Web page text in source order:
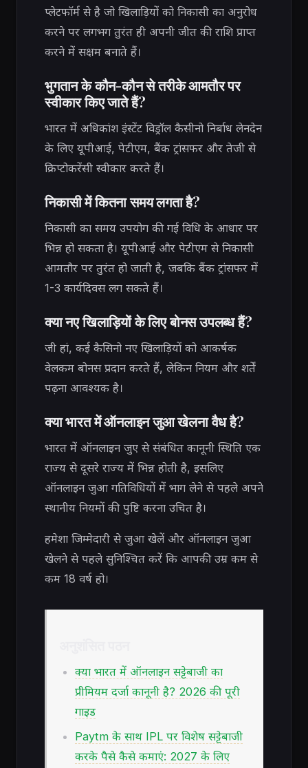
प्लेटफॉर्म से है जो खिलाड़ियों को निकासी का अनुरोध
करने पर लगभग तुरंत ही अपनी जीत की राशि प्राप्त
करने में सक्षम बनाते हैं।
भुगतान के कौन-कौन से तरीके आमतौर पर
स्वीकार किए जाते हैं?
भारत में अधिकांश इंस्टेंट विड्रॉल कैसीनो निर्बाध लेनदेन
के लिए यूपीआई, पेटीएम, बैंक ट्रांसफर और तेजी से
क्रिप्टोकरेंसी स्वीकार करते हैं।
निकासी में कितना समय लगता है?
निकासी का समय उपयोग की गई विधि के आधार पर
भिन्न हो सकता है। यूपीआई और पेटीएम से निकासी
आमतौर पर तुरंत हो जाती है, जबकि बैंक ट्रांसफर में
1-3 कार्यदिवस लग सकते हैं।
क्या नए खिलाड़ियों के लिए बोनस उपलब्ध हैं?
जी हां, कई कैसिनो नए खिलाड़ियों को आकर्षक
वेलकम बोनस प्रदान करते हैं, लेकिन नियम और शर्तें
पढ़ना आवश्यक है।
क्या भारत में ऑनलाइन जुआ खेलना वैध है?
भारत में ऑनलाइन जुए से संबंधित कानूनी स्थिति एक
राज्य से दूसरे राज्य में भिन्न होती है, इसलिए
ऑनलाइन जुआ गतिविधियों में भाग लेने से पहले अपने
स्थानीय नियमों की पुष्टि करना उचित है।
हमेशा जिम्मेदारी से जुआ खेलें और ऑनलाइन जुआ
खेलने से पहले सुनिश्चित करें कि आपकी उम्र कम से
कम 18 वर्ष हो।
क्या भारत में ऑनलाइन सट्टेबाजी का
प्रीमियम दर्जा कानूनी है? 2026 की पूरी
गाइड
Paytm के साथ IPL पर विशेष सट्टेबाजी
करके पैसे कैसे कमाएं: 2027 के लिए